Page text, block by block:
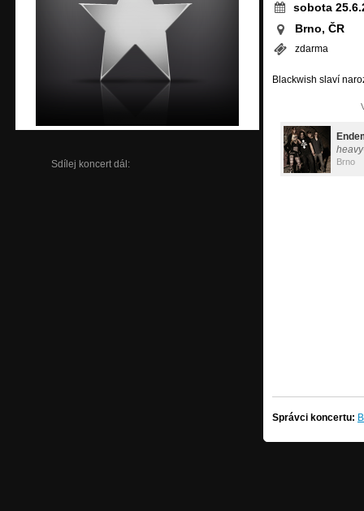
Sdílej koncert dál:
sobota
Brno, ČR
zdarma
Blackwish slaví
Brno
Správci koncertu: